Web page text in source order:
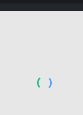
25年最新完整版